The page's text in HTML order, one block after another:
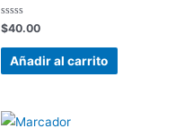
Valorado
en
0
$40.00
Añadir al carrito